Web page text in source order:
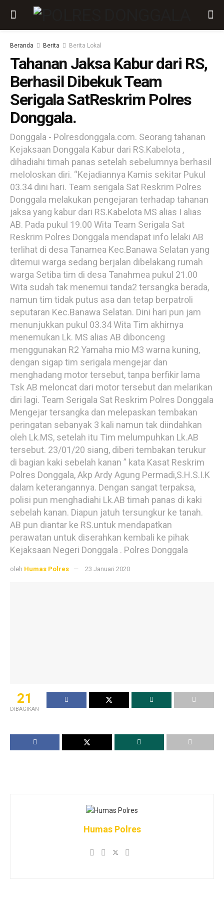
Beranda Berita Berita Lokal
Tahanan Jaksa Kabur dari RS,
Berhasil Dibekuk Team
Serigala SatReskrim Polres
Donggala.
Donggala - Polresdonggala.com. Seorang tahanan
Kejaksaan Donggala Kabur dari RS.Kabelota ,
dihadiahi timah panas setelah sebelumnya berhasil
meloloskan diri. “Kejadiannya Kamis sekitar Pukul
03.34 dini hari. Team serigala Sat Reskrim Polres
Donggala melakukan pengejaran terhadap tahanan
jaksa yang kabur dari RS.Kabelota MS alias I alias
AB. Pada pukul 19.00 Wita Team Serigala Sat
Reskrim Polres Donggala mendapat info lelaki AB
terlihat di desa Tanamea Kec.Banawa Selatan yang
ditemui warga sedang berjalan dibelakang rumah
warga Setiba tim di desa Tanahmea pukul 21.00
Wita sudah tak menemui tanda2 tersangka berada,
namun tim tidak putus asa dan tetap berpatroli
seputaran Kec.Banawa Selatan. Dini hari pun jam
menunjukkan pukul 03.34 Wita Tim akhirnya
menemukan Lk. MS alias AB dibonceng
menggunakan R2 Yamaha mio M3 warna kuning,
dengan sigap tim serigala mengejar dan
menghadang motor tersebut, tanpa berfikir lama
Tsk AB meloncat dari motor tersebut dan melarikan
diri lagi. Team Serigala Sat Reskrim Polres Donggala
Mengejar tersangka dan melepaskan tembakan
peringatan sebanyak 3 kali namun tak diindahkan
oleh Lk.MS, setelah itu Tim melumpuhkan Lk.AB
tersebut. 23/01/20 siang, diberi tembakan terukur
di bagian kaki sebelah kanan ” kata Kasat Reskrim
Polres Donggala, Akp Ardy Agung Permadi,S.H.S.I.K
dalam keterangannya. Dengan sangat terpaksa,
polisi pun menghadiahi Lk.AB timah panas di kaki
sebelah kanan. Diapun jatuh tersungkur ke tanah.
AB pun diantar ke RS.untuk mendapatkan
perawatan untuk diserahkan kembali ke pihak
Kejaksaan Negeri Donggala . Polres Donggala
oleh Humas Polres 23 Januari 2020
21
DIBAGIKAN
Humas Polres